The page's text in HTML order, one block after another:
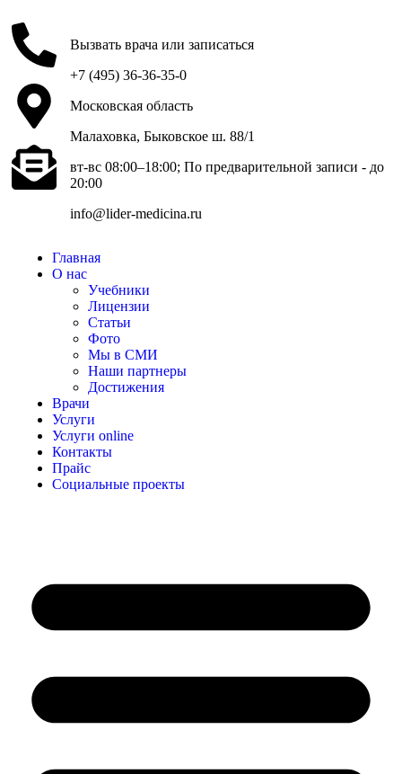
Вызвать врача или записаться
+7 (495) 36-36-35-0
Московская область
Малаховка, Быковское ш. 88/1
вт-вс 08:00–18:00; По предварительной записи - до
20:00
info@lider-medicina.ru
Главная
О нас
Учебники
Лицензии
Статьи
Фото
Мы в СМИ
Наши партнеры
Достижения
Врачи
Услуги
Услуги online
Контакты
Прайс
Социальные проекты